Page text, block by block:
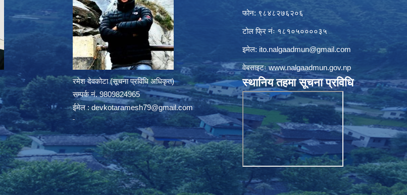
रमेश देवकोटा (सूचना प्रविधि अधिकृत)
सम्पर्क न‌ं. 9809824965
ईमेल :devkotaramesh79@gmail.com
फोन: ९८४८२७६२०६
टोल फ्रि नंः १८१०५००००३५
इमेल: ito.nalgaadmun@gmail.com
वेबसाइटःwww.nalgaadmun.gov.np
स्थानिय तहमा सूचना प्रविधि